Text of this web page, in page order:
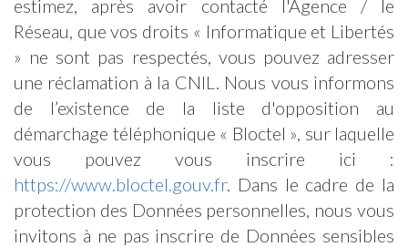
estimez, après avoir contacté l'Agence / le
Réseau, que vos droits « Informatique et Libertés
» ne sont pas respectés, vous pouvez adresser
une réclamation à la CNIL. Nous vous informons
de l’existence de la liste d'opposition au
démarchage téléphonique « Bloctel », sur laquelle
vous pouvez vous inscrire ici :
https://www.bloctel.gouv.fr. Dans le cadre de la
protection des Données personnelles, nous vous
invitons à ne pas inscrire de Données sensibles